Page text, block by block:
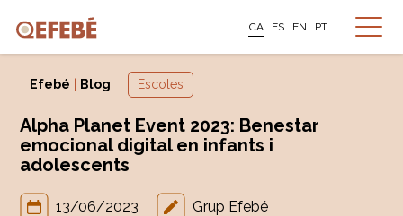
CA ES EN PT
Efebé Blog Escoles
Alpha Planet Event 2023: Benestar
emocional digital en infants i
adolescents
13/06/2023 Grup Efebé